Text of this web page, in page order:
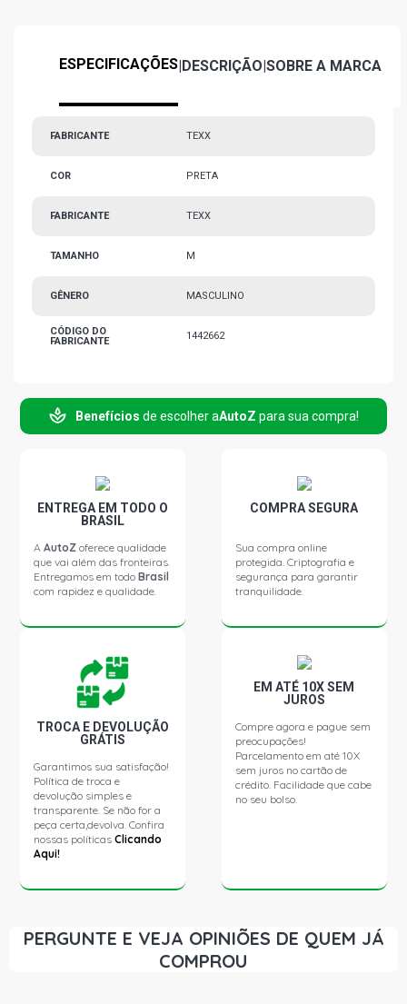
ESPECIFICAÇÕES|DESCRIÇÃO|SOBRE A MARCA
FABRICANTE TEXX
COR PRETA
FABRICANTE TEXX
TAMANHO M
GÊNERO MASCULINO
CÓDIGO DO
FABRICANTE
1442662
Benefícios de escolher aAutoZ para sua compra!
ENTREGA EM TODO O
BRASIL
AAutoZ oferece qualidade
que vai além das fronteiras.
Entregamos em todoBrasil
com rapidez e qualidade.
COMPRA SEGURA
Sua compra online
protegida. Criptografia e
segurança para garantir
tranquilidade.
TROCA E DEVOLUÇÃO
GRÁTIS
Garantimos sua satisfação!
Política de troca e
devolução simples e
transparente. Se não for a
peça certa,devolva. Confira
nossas políticasClicando
Aqui!
EM ATÉ 10X SEM
JUROS
Compre agora e pague sem
preocupações!
Parcelamento em até 10X
sem juros no cartão de
crédito. Facilidade que cabe
no seu bolso.
PERGUNTE E VEJA OPINIÕES DE QUEM JÁ
COMPROU